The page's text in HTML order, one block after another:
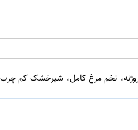
تخم مرغ کامل، شیرخشک کم